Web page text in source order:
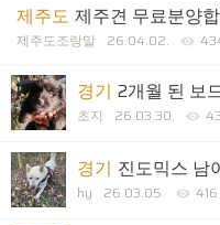
제주도 제주견 무료분양
제주도조랑말 26.04.02.
경기 2개월 된 보
초지 26.03.30.
경기 진도믹스 남
hy 26.03.05. 416